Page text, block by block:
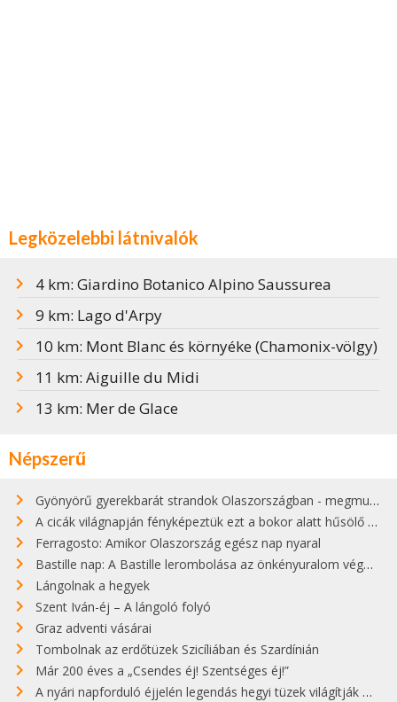
Legközelebbi látnivalók
4 km: Giardino Botanico Alpino Saussurea
9 km: Lago d'Arpy
10 km: Mont Blanc és környéke (Chamonix-völgy)
11 km: Aiguille du Midi
13 km: Mer de Glace
Népszerű
Gyönyörű gyerekbarát strandok Olaszországban - megmutatjuk a 15 legjobbat
A cicák világnapján fényképeztük ezt a bokor alatt hűsölő cicát Kisorosziban
Ferragosto: Amikor Olaszország egész nap nyaral
Bastille nap: A Bastille lerombolása az önkényuralom végét jelentette
Lángolnak a hegyek
Szent Iván-éj – A lángoló folyó
Graz adventi vásárai
Tombolnak az erdőtüzek Szicíliában és Szardínián
Már 200 éves a „Csendes éj! Szentséges éj!”
A nyári napforduló éjjelén legendás hegyi tüzek világítják meg Zugspitzét